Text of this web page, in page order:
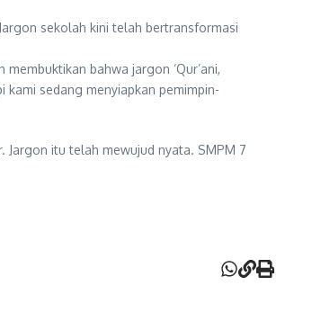
sekolah kini telah bertransformasi
bahwa jargon ‘Qur’ani,
kami sedang menyiapkan pemimpin-
itu telah mewujud nyata. SMPM 7